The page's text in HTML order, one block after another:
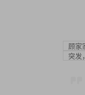
顾家
突发